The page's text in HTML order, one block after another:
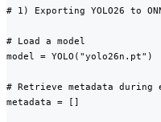
# 1) Exporting YOLO26 to
# Load a model
model =
# Retrieve metadata
metadata = []